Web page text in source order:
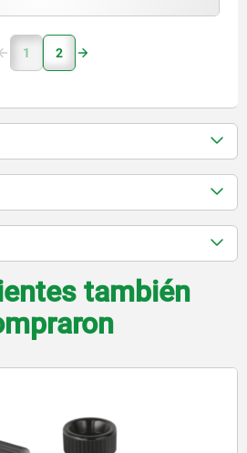
1 2
también